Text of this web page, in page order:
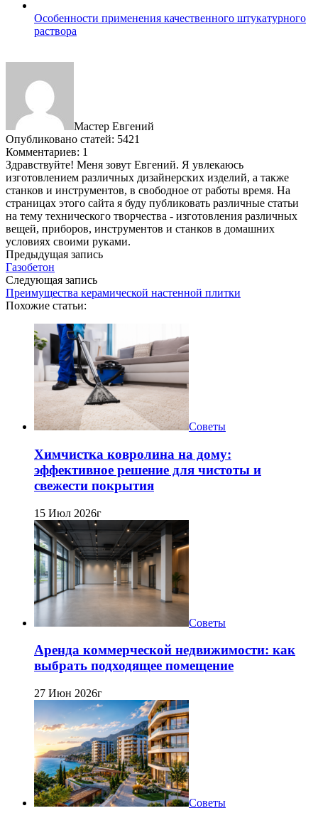
Особенности применения качественного штукатурного
раствора
Мастер Евгений
Опубликовано статей: 5421
Комментариев: 1
Здравствуйте! Меня зовут Евгений. Я увлекаюсь
изготовлением различных дизайнерских изделий, а также
станков и инструментов, в свободное от работы время. На
страницах этого сайта я буду публиковать различные статьи
на тему технического творчества - изготовления различных
вещей, приборов, инструментов и станков в домашних
условиях своими руками.
Предыдущая запись
Газобетон
Следующая запись
Преимущества керамической настенной плитки
Похожие статьи:
Советы
Химчистка ковролина на дому:
эффективное решение для чистоты и
свежести покрытия
15 Июл 2026г
Советы
Аренда коммерческой недвижимости: как
выбрать подходящее помещение
27 Июн 2026г
Советы